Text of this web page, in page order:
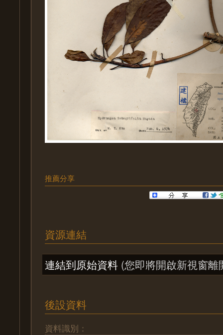
推薦分享
資源連結
連結到原始資料 (您即將開啟新視窗離
後設資料
資料識別：